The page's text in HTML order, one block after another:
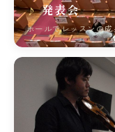
発表会
ホールでレッスンの